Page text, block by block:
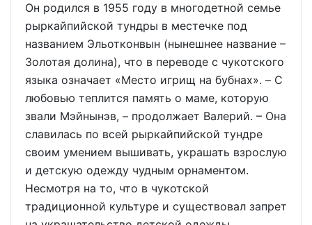
Он родился в 1955 году в многодетной семье
рыркайпийской тундры в местечке под
названием Эльотконвын (нынешнее название –
Золотая долина), что в переводе с чукотского
языка означает «Место игрищ на бубнах». – C
любовью теплится память о маме, которую
звали Мэйнынэв, – продолжает Валерий. – Она
славилась по всей рыркайпийской тундре
своим умением вышивать, украшать взрослую
и детскую одежду чудным орнаментом.
Несмотря на то, что в чукотской
традиционной культуре и существовал запрет